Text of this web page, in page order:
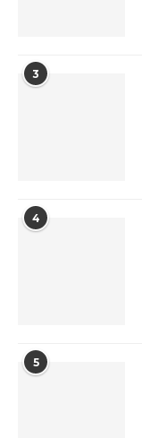
3
4
5